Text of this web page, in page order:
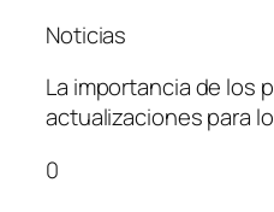
Noticias
La importancia de los
actualizaciones para
0